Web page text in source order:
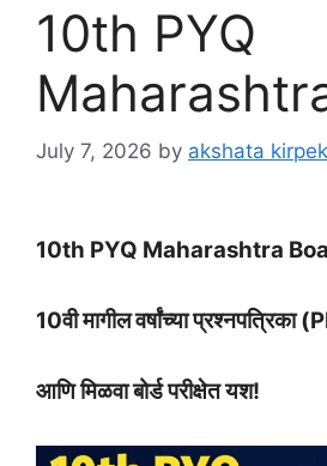
10th PYQ
July 7, 2026 by akshata
10th PYQ Maharashtra
10वी मागील वर्षांच्या प्रश्नपत्रिका
आणि मिळवा बोर्ड परीक्षेत यश!